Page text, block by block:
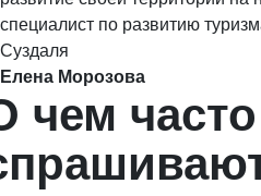
специалист по развитию
Суздаля
Елена Морозова
чем часто